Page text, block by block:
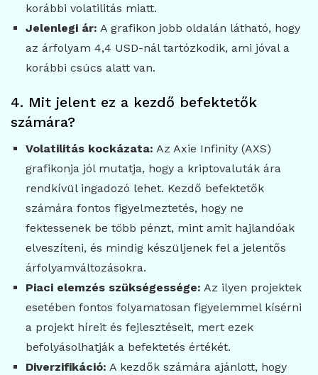
korábbi volatilitás miatt.
Jelenlegi ár: A grafikon jobb oldalán látható, hogy
az árfolyam 4,4 USD-nál tartózkodik, ami jóval a
korábbi csúcs alatt van.
4. Mit jelent ez a kezdő befektetők
számára?
Volatilitás kockázata: Az Axie Infinity (AXS)
grafikonja jól mutatja, hogy a kriptovaluták ára
rendkívül ingadozó lehet. Kezdő befektetők
számára fontos figyelmeztetés, hogy ne
fektessenek be több pénzt, mint amit hajlandóak
elveszíteni, és mindig készüljenek fel a jelentős
árfolyamváltozásokra.
Piaci elemzés szükségessége: Az ilyen projektek
esetében fontos folyamatosan figyelemmel kísérni
a projekt híreit és fejlesztéseit, mert ezek
befolyásolhatják a befektetés értékét.
Diverzifikáció: A kezdők számára ajánlott, hogy